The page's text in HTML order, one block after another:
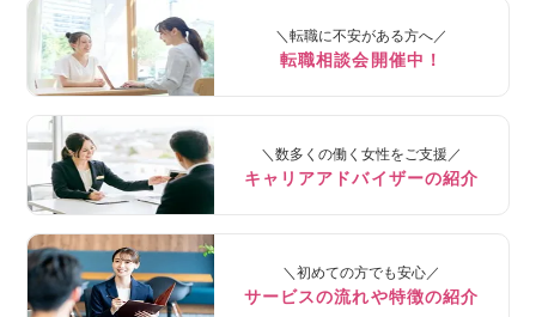
＼転職に不安がある方へ／
転職相談会開催中！
＼数多くの働く女性をご支援／
キャリアアドバイザーの紹介
＼初めての方でも安心／
サービスの流れや特徴の紹介